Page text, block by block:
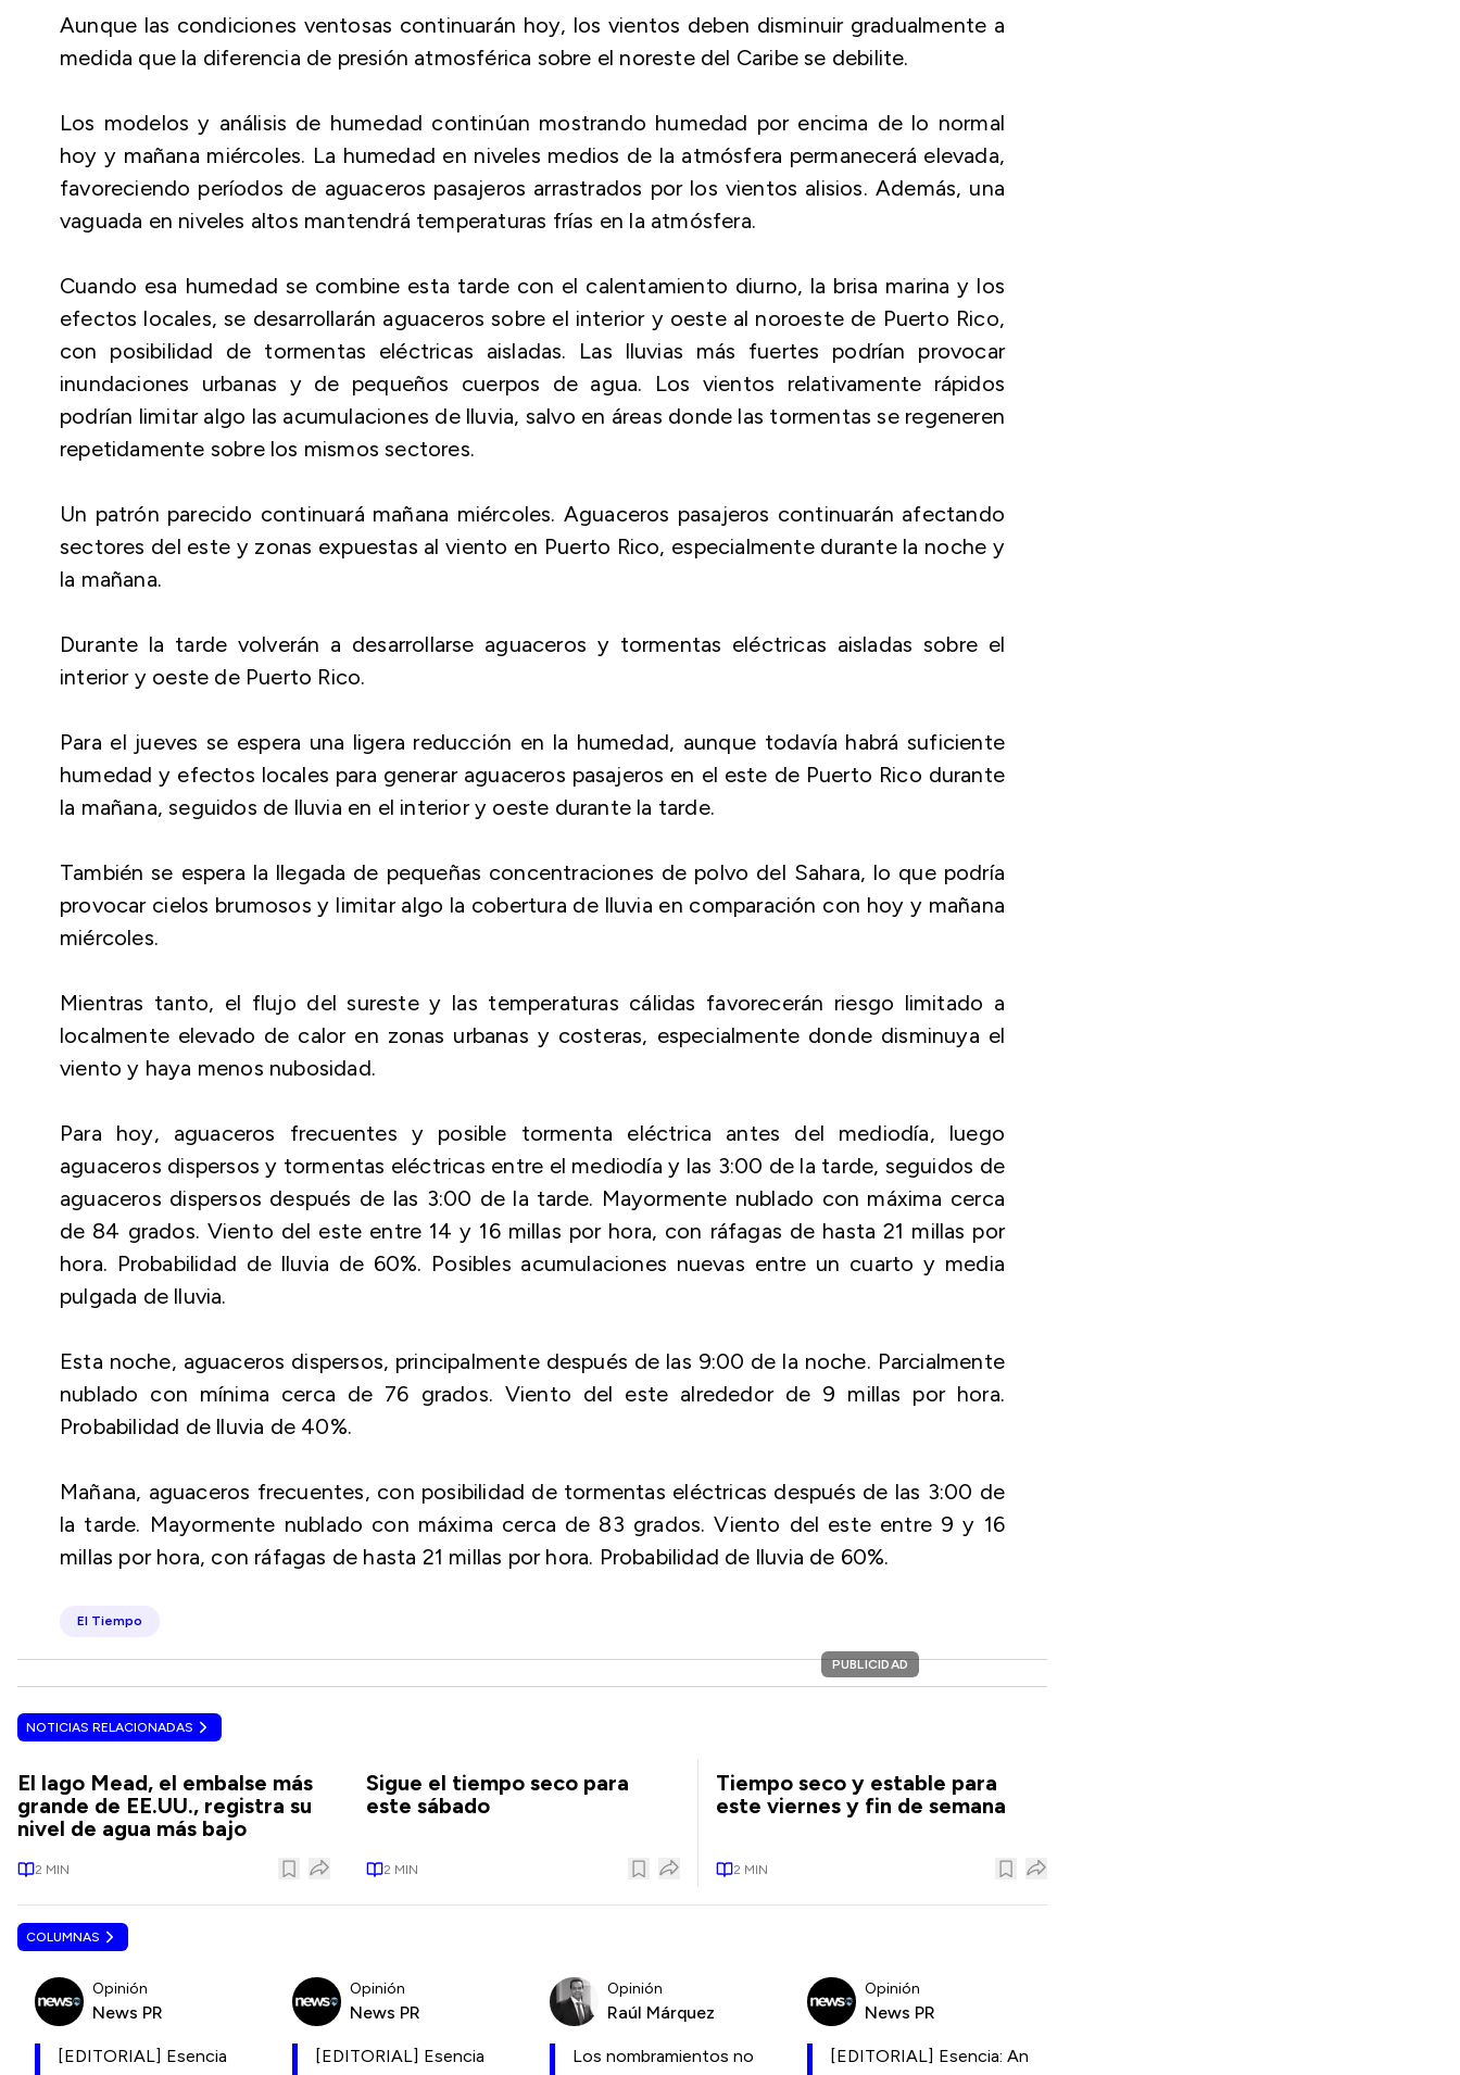
Aunque las condiciones ventosas continuarán hoy, los vientos deben disminuir gradualmente a
medida que la diferencia de presión atmosférica sobre el noreste del Caribe se debilite.
Los modelos y análisis de humedad continúan mostrando humedad por encima de lo normal
hoy y mañana miércoles. La humedad en niveles medios de la atmósfera permanecerá elevada,
favoreciendo períodos de aguaceros pasajeros arrastrados por los vientos alisios. Además, una
vaguada en niveles altos mantendrá temperaturas frías en la atmósfera.
Cuando esa humedad se combine esta tarde con el calentamiento diurno, la brisa marina y los
efectos locales, se desarrollarán aguaceros sobre el interior y oeste al noroeste de Puerto Rico,
con posibilidad de tormentas eléctricas aisladas. Las lluvias más fuertes podrían provocar
inundaciones urbanas y de pequeños cuerpos de agua. Los vientos relativamente rápidos
podrían limitar algo las acumulaciones de lluvia, salvo en áreas donde las tormentas se regeneren
repetidamente sobre los mismos sectores.
Un patrón parecido continuará mañana miércoles. Aguaceros pasajeros continuarán afectando
sectores del este y zonas expuestas al viento en Puerto Rico, especialmente durante la noche y
la mañana.
Durante la tarde volverán a desarrollarse aguaceros y tormentas eléctricas aisladas sobre el
interior y oeste de Puerto Rico.
Para el jueves se espera una ligera reducción en la humedad, aunque todavía habrá suficiente
humedad y efectos locales para generar aguaceros pasajeros en el este de Puerto Rico durante
la mañana, seguidos de lluvia en el interior y oeste durante la tarde.
También se espera la llegada de pequeñas concentraciones de polvo del Sahara, lo que podría
provocar cielos brumosos y limitar algo la cobertura de lluvia en comparación con hoy y mañana
miércoles.
Mientras tanto, el flujo del sureste y las temperaturas cálidas favorecerán riesgo limitado a
localmente elevado de calor en zonas urbanas y costeras, especialmente donde disminuya el
viento y haya menos nubosidad.
Para hoy, aguaceros frecuentes y posible tormenta eléctrica antes del mediodía, luego
aguaceros dispersos y tormentas eléctricas entre el mediodía y las 3:00 de la tarde, seguidos de
aguaceros dispersos después de las 3:00 de la tarde. Mayormente nublado con máxima cerca
de 84 grados. Viento del este entre 14 y 16 millas por hora, con ráfagas de hasta 21 millas por
hora. Probabilidad de lluvia de 60%. Posibles acumulaciones nuevas entre un cuarto y media
pulgada de lluvia.
Esta noche, aguaceros dispersos, principalmente después de las 9:00 de la noche. Parcialmente
nublado con mínima cerca de 76 grados. Viento del este alrededor de 9 millas por hora.
Probabilidad de lluvia de 40%.
Mañana, aguaceros frecuentes, con posibilidad de tormentas eléctricas después de las 3:00 de
la tarde. Mayormente nublado con máxima cerca de 83 grados. Viento del este entre 9 y 16
millas por hora, con ráfagas de hasta 21 millas por hora. Probabilidad de lluvia de 60%.
El Tiempo
PUBLICIDAD
NOTICIAS RELACIONADAS
El lago Mead, el embalse más
grande de EE.UU., registra su
nivel de agua más bajo
2 MIN
Sigue el tiempo seco para
este sábado
2 MIN
Tiempo seco y estable para
este viernes y fin de semana
2 MIN
COLUMNAS
Opinión
News PR
[EDITORIAL] Esencia
Opinión
News PR
[EDITORIAL] Esencia
Opinión
Raúl Márquez
Los nombramientos no
Opinión
News PR
[EDITORIAL] Esencia: An